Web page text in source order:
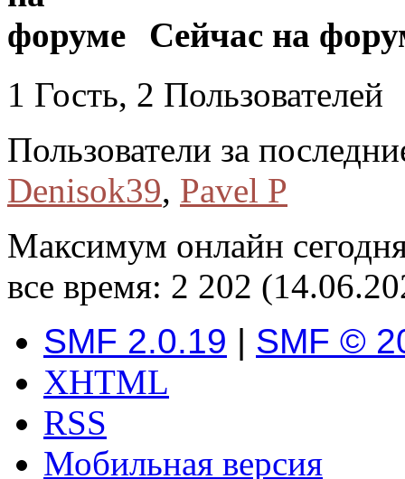
Сейчас на
1 Гость, 2 Пользователей
Пользователи за
Denisok39, Pavel P
Максимум онлайн
все время: 2 202
SMF 2.0.19 | SMF ©
XHTML
RSS
Мобильная версия